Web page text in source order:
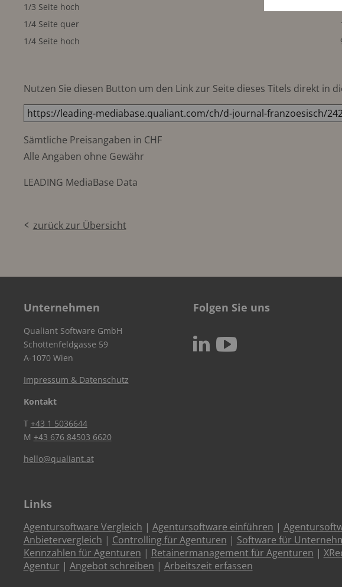
1/3 Seite hoch
1/4 Seite quer
1/4 Seite hoch
Nutzen Sie diesen Button um den Link zur Seite dieses Titels direkt in
Sämtliche Preisangaben in CHF
Alle Angaben ohne Gewähr
LEADING MediaBase Data
zurück zur Übersicht
Unternehmen
Qualiant Software GmbH
Schottenfeldgasse 59
A-1070 Wien
Impressum & Datenschutz
Kontakt
T +43 1 5036644
M +43 676 84503 6620
hello@qualiant.at
Folgen Sie uns
N c
Links
Agentursoftware Vergleich | Agentursoftware einführen |
Anbietervergleich | Controlling für Agenturen | Software für
Kennzahlen für Agenturen | Retainermanagement für Agenturen |
Agentur | Angebot schreiben | Arbeitszeit erfassen